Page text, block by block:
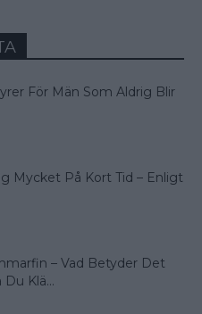
För Män Som Aldrig Blir
Mycket På Kort Tid – Enligt
– Vad Betyder Det
Klä...